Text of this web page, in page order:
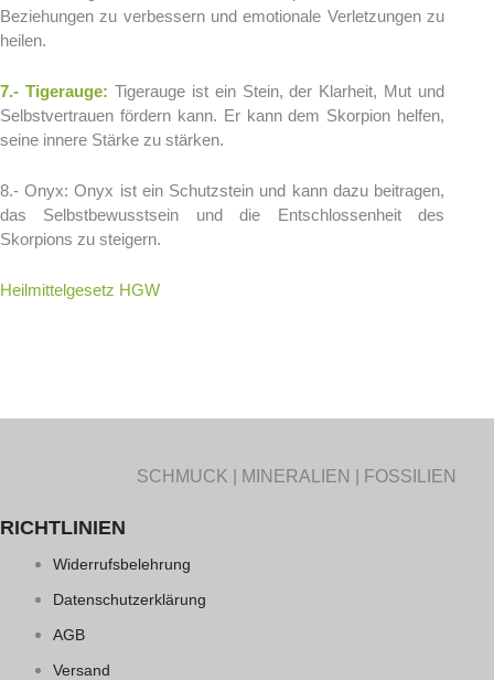
Beziehungen zu verbessern und emotionale Verletzungen zu
heilen.
7.- Tigerauge: Tigerauge ist ein Stein, der Klarheit, Mut und
Selbstvertrauen fördern kann. Er kann dem Skorpion helfen,
seine innere Stärke zu stärken.
8.- Onyx: Onyx ist ein Schutzstein und kann dazu beitragen,
das Selbstbewusstsein und die Entschlossenheit des
Skorpions zu steigern.
Heilmittelgesetz HGW
SCHMUCK | MINERALIEN | FOSSILIEN
RICHTLINIEN
Widerrufsbelehrung
Datenschutzerklärung
AGB
Versand